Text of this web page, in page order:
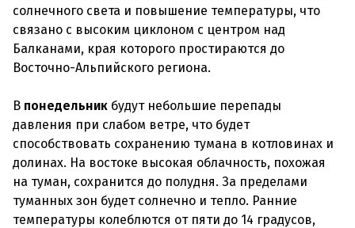
солнечного света и повышение температуры, что
связано с высоким циклоном с центром над
Балканами, края которого простираются до
Восточно-Альпийского региона.
В понедельник будут небольшие перепады
давления при слабом ветре, что будет
способствовать сохранению тумана в котловинах и
долинах. На востоке высокая облачность, похожая
на туман, сохранится до полудня. За пределами
туманных зон будет солнечно и тепло. Ранние
температуры колеблются от пяти до 14 градусов,